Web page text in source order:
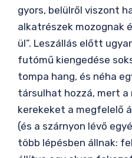
gyors, belülről viszont
alkatrészek mozognak
ül”. Leszállás előtt
futómű kiengedése
tompa hang, és néha
társulhat hozzá, mert a
kerekeket a megfelelő
(és a szárnyon lévő
több lépésben állnak: